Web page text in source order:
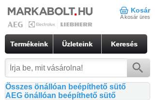
Kosár
A kosár üres
Termékeink Üzleteink Keresés
Összes önállóan beépíthető sütő
AEG önállóan beépíthető sütő